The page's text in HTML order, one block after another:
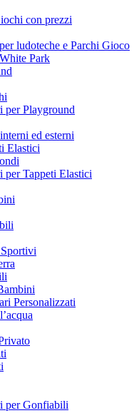
con prezzi
ludoteche e Parchi Gioco
Park
per Playground
ed esterni
Elastici
per Tappeti Elastici
Personalizzati
per Gonfiabili